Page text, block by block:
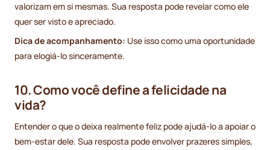
valorizam em si mesmas. Sua resposta pode revelar como ele
quer ser visto e apreciado.
Dica de acompanhamento: Use isso como uma oportunidade
para elogiá-lo sinceramente.
10. Como você define a felicidade na
vida?
Entender o que o deixa realmente feliz pode ajudá-lo a apoiar o
bem-estar dele. Sua resposta pode envolver prazeres simples,